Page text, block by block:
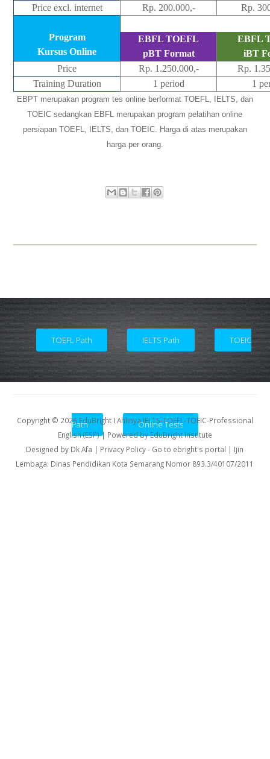
Academic and Counseling Service
Professional Conversation - PASTI BISA
NGOMONG! - Click Here
Price excl. internet
Rp. 200.000,- Rp.
Program
Kursus Online
EBFL TOEFL
pBT Format
EBFL
iBT
Price
Rp. 1.250.000,-
Rp.
Training Duration
1 period 1
EBPT merupakan program tes online berformat TOEFL, IELTS, dan
TOEIC sedangkan EBFL merupakan program pelatihan online
persiapan TOEFL, IELTS, dan TOEIC. Harga di atas merupakan
harga per orang.
TOEFL Path IELTS Path TOEIC
Path Online Tests
Copyright © 2026 EduBright I Ahlinya IELTS-TOEFL-TOEIC-Professional
English (ESP)| Powered byEduBright Institute
Designed by Dk Afa | Privacy Policy- Go to ebright's portal | Ijin
Lembaga: Dinas Pendidikan Kota Semarang Nomor 893.3/40107/2011